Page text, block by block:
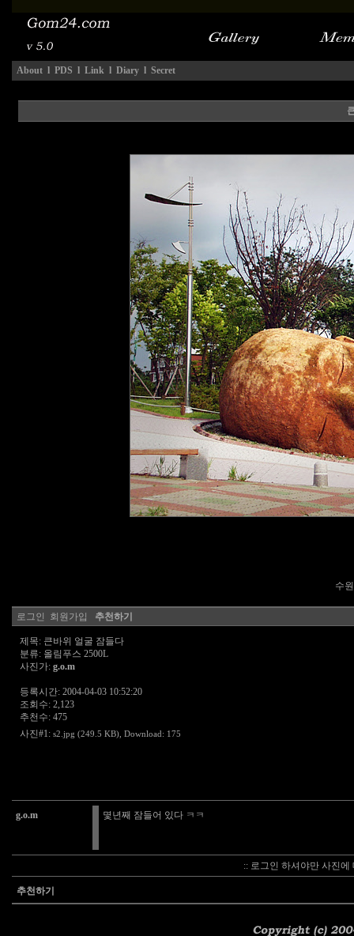
About l PDS l Link l Diary l Secret
수
로그인 회원가입 추천하기
제목: 큰바위 얼굴 잠들다
분류: 올림푸스 2500L
사진가: g.o.m
등록시간: 2004-04-03 10:52:20
조회수: 2,123
추천수: 475
사진#1: s2.jpg (249.5 KB) , Download: 175
g.o.m 몇년째 잠들어 있다 ㅋㅋ
:: 로그인 하셔야만 사진
추천하기